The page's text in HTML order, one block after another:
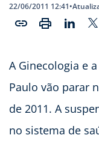
22/06/2011 12:41•
A Ginecologia e
Paulo vão parar
de 2011. A
no sistema de